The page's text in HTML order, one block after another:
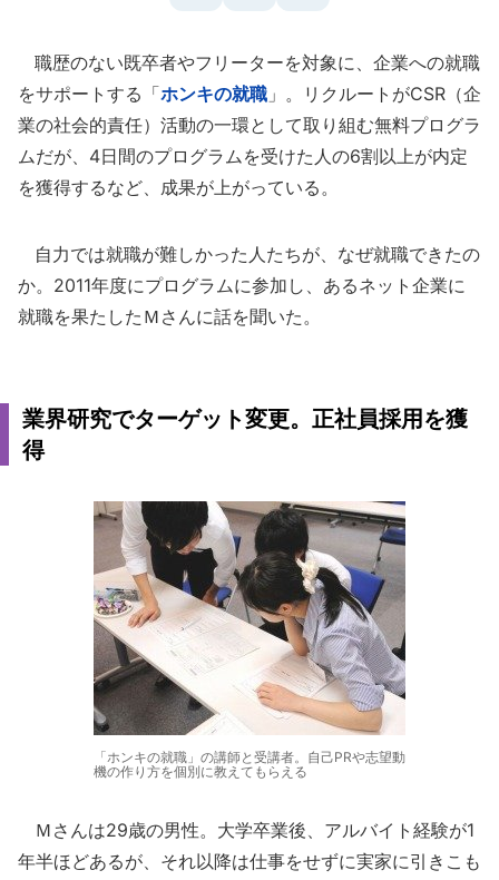
職歴のない既卒者やフリーターを対象に、企業への就職
をサポートする「ホンキの就職 」。リクルートがCSR（企
業の社会的責任）活動の一環として取り組む無料プログラ
ムだが、4日間のプログラムを受けた人の6割以上が内定
を獲得するなど、成果が上がっている。
自力では就職が難しかった人たちが、なぜ就職できたの
か。2011年度にプログラムに参加し、あるネット企業に
就職を果たしたＭさんに話を聞いた。
業界研究でターゲット変更。正社員採用を獲
得
「ホンキの就職」の講師と受講者。自己PRや志望動
機の作り方を個別に教えてもらえる
Ｍさんは29歳の男性。大学卒業後、アルバイト経験が1
年半ほどあるが、それ以降は仕事をせずに実家に引きこも